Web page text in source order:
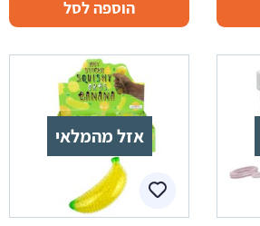
הוספה לסל
אזל מהמלאי